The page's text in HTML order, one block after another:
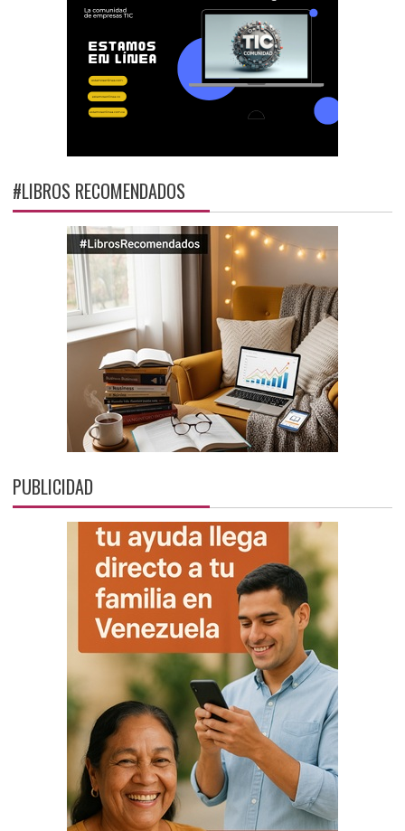
#LIBROS RECOMENDADOS
PUBLICIDAD